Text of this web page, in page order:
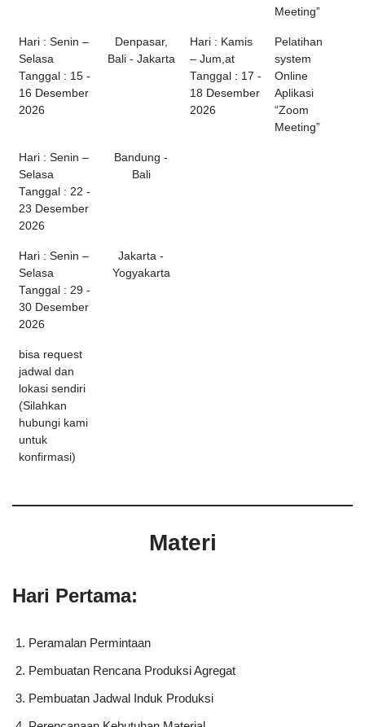
Meeting”
Hari : Senin –
Selasa
Tanggal : 15 -
16 Desember
2026
Denpasar,
Bali - Jakarta
Hari : Kamis
– Jum,at
Tanggal : 17 -
18 Desember
2026
Pelatihan
system
Online
Aplikasi
“Zoom
Meeting”
Hari : Senin –
Selasa
Tanggal : 22 -
23 Desember
2026
Bandung -
Bali
Hari : Senin –
Selasa
Tanggal : 29 -
30 Desember
2026
Jakarta -
Yogyakarta
bisa request
jadwal dan
lokasi sendiri
(Silahkan
hubungi kami
untuk
konfirmasi)
Materi
Hari Pertama:
Peramalan Permintaan
Pembuatan Rencana Produksi Agregat
Pembuatan Jadwal Induk Produksi